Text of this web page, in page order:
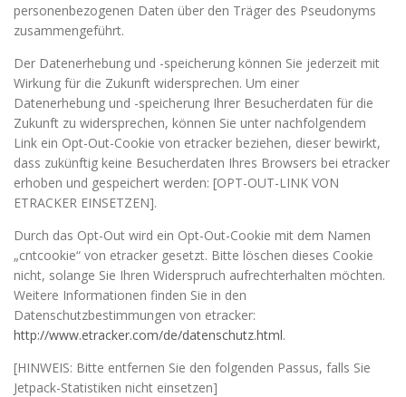
personenbezogenen Daten über den Träger des Pseudonyms
zusammengeführt.
Der Datenerhebung und -speicherung können Sie jederzeit mit
Wirkung für die Zukunft widersprechen. Um einer
Datenerhebung und -speicherung Ihrer Besucherdaten für die
Zukunft zu widersprechen, können Sie unter nachfolgendem
Link ein Opt-Out-Cookie von etracker beziehen, dieser bewirkt,
dass zukünftig keine Besucherdaten Ihres Browsers bei etracker
erhoben und gespeichert werden: [OPT-OUT-LINK VON
ETRACKER EINSETZEN].
Durch das Opt-Out wird ein Opt-Out-Cookie mit dem Namen
„cntcookie“ von etracker gesetzt. Bitte löschen dieses Cookie
nicht, solange Sie Ihren Widerspruch aufrechterhalten möchten.
Weitere Informationen finden Sie in den
Datenschutzbestimmungen von etracker:
http://www.etracker.com/de/datenschutz.html.
[HINWEIS: Bitte entfernen Sie den folgenden Passus, falls Sie
Jetpack-Statistiken nicht einsetzen]